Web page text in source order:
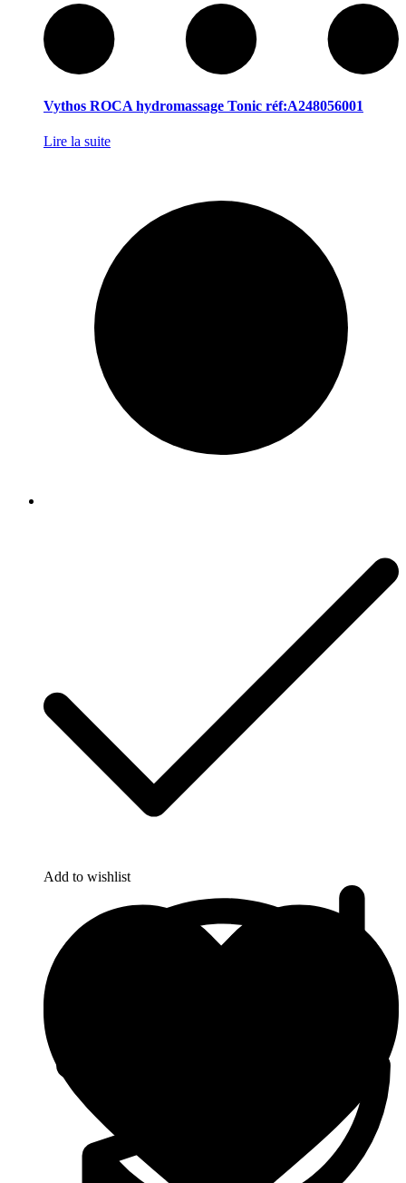
Vythos ROCA hydromassage Tonic réf:A248056001
Lire la suite
Add to wishlist